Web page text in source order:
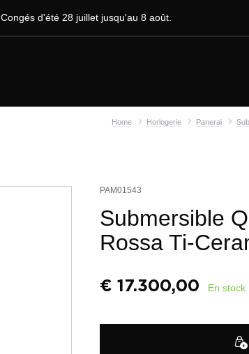
Congés d'été 28 juillet jusqu'au 8 août.
Home Horlogerie Panerai
PAM01543
Submersible
Rossa Ti-
€ 17.300,00 En stock